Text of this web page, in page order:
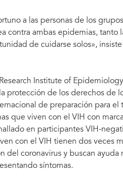
a las personas de los
contra ambas epidemias, tanto
de cuidarse solos»,
Institute of
protección de los derechos de
de preparación para el
que viven con el VIH con
en participantes VIH-
con el VIH tienen dos veces
del coronavirus y buscan ayuda
síntomas.